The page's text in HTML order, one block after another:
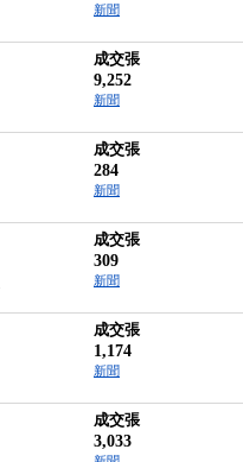
新聞
成交張
9,252
新聞
成交張
284
新聞
成交張
309
新聞
成交張
1,174
新聞
成交張
3,033